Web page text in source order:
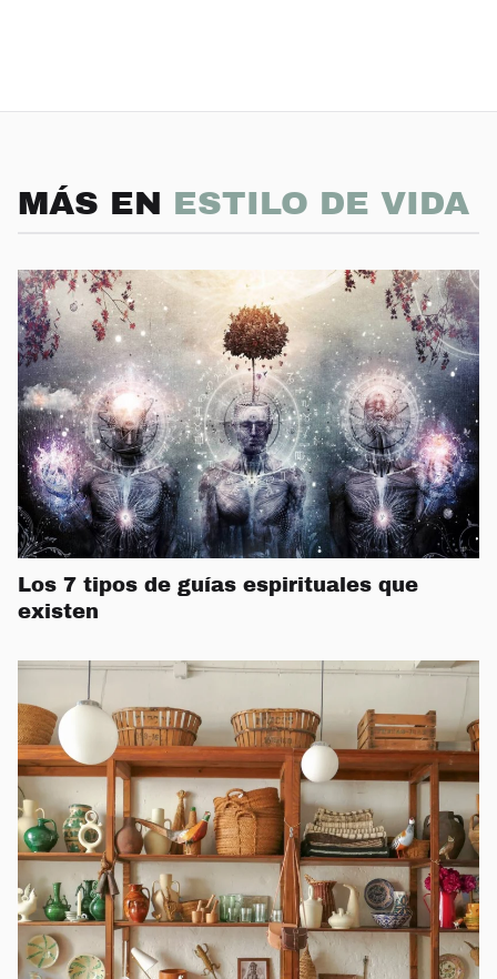
MÁS EN ESTILO DE VIDA
Los 7 tipos de guías espirituales que
existen